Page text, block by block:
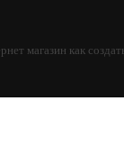
магазин как